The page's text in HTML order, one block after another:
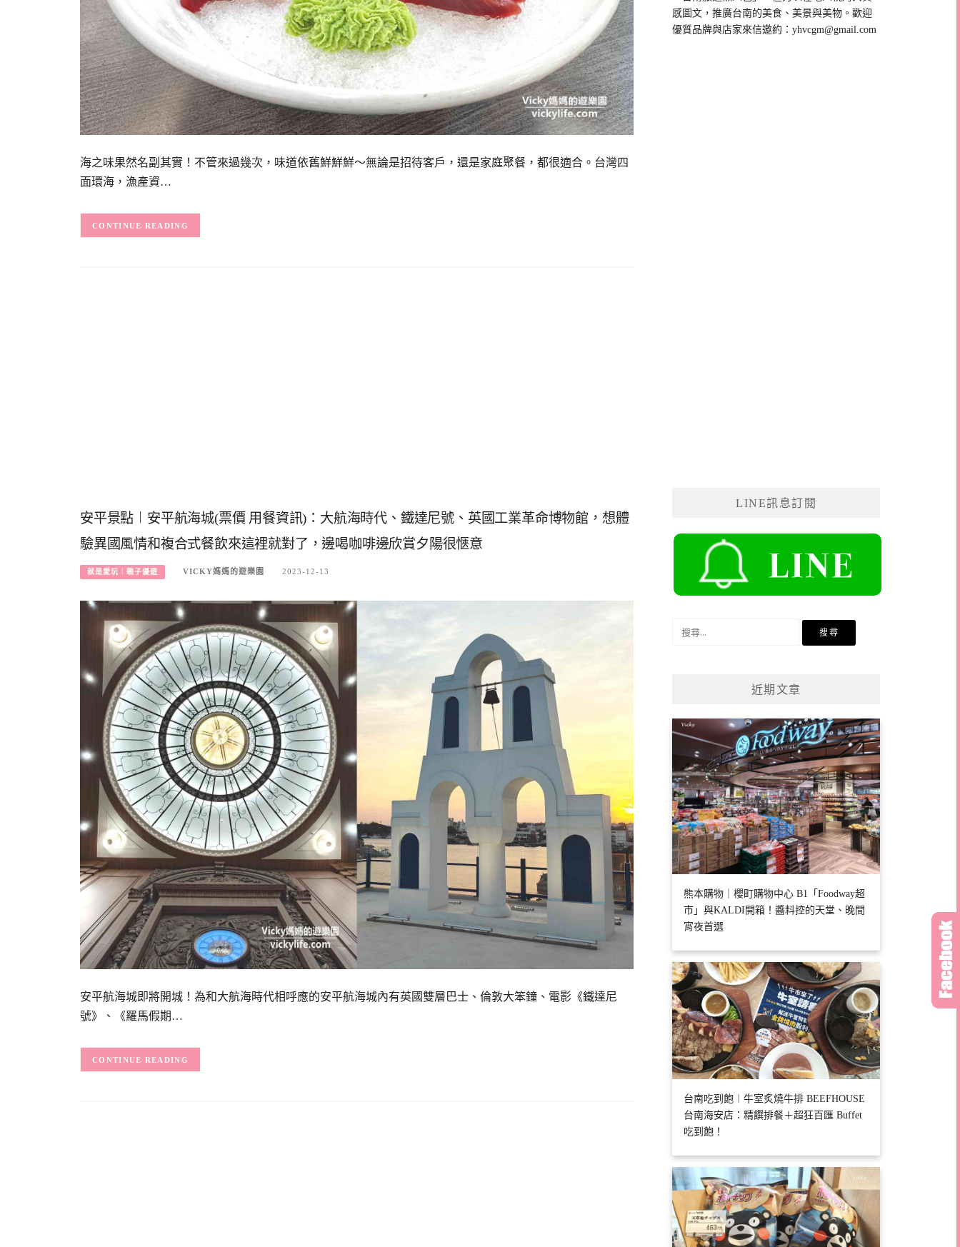
海之味果然名副其實！不管來過幾次，味道依舊鮮鮮鮮～無論是招待客戶，還是家庭聚餐，都很適合。台灣四
面環海，漁產資…
CONTINUE READING
安平景點︱安平航海城(票價 用餐資訊)：大航海時代、鐵達尼號、英國工業革命博物館，想體
驗異國風情和複合式餐飲來這裡就對了，邊喝咖啡邊欣賞夕陽很愜意
就是愛玩︱親子優遊 VICKY媽媽的遊樂園 2023-12-13
安平航海城即將開城！為和大航海時代相呼應的安平航海城內有英國雙層巴士、倫敦大笨鐘、電影《鐵達尼
號》、《羅馬假期…
CONTINUE READING
感圖文，推廣台南的美食、美景與美物。歡迎
優質品牌與店家來信邀約：yhvcgm@gmail.com
LINE訊息訂閱
近期文章
熊本購物｜櫻町購物中心 B1「Foodway超
市」與KALDI開箱！醬料控的天堂、晚間
宵夜首選
台南吃到飽︱牛室炙燒牛排 BEEFHOUSE
台南海安店：精饌排餐＋超狂百匯 Buffet
吃到飽！